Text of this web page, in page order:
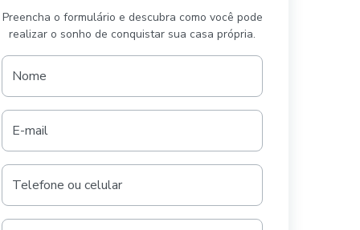
Preencha o formulário e descubra como você pode
realizar o sonho de conquistar sua casa própria.
Nome
E-mail
Telefone ou celular
é conquistar a casa própria em São José do Rio
o Residencial Clarisse Novelli Passos é o
o seu sonho.
bairro planejado, o empreendimento oferece